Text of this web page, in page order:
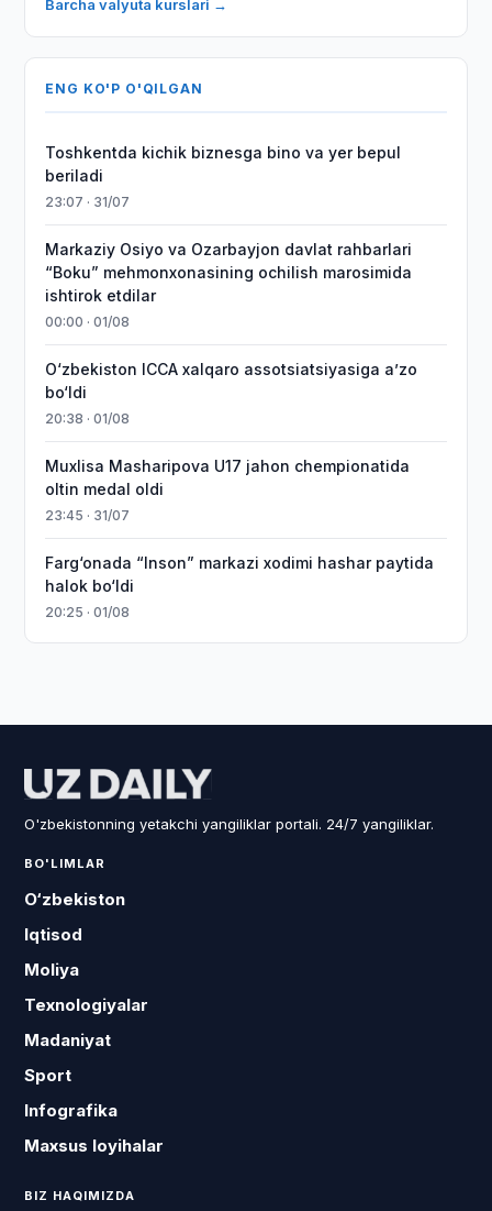
Barcha valyuta kurslari →
ENG KO'P O'QILGAN
Toshkentda kichik biznesga bino va yer bepul
beriladi
23:07 · 31/07
Markaziy Osiyo va Ozarbayjon davlat rahbarlari
“Boku” mehmonxonasining ochilish marosimida
ishtirok etdilar
00:00 · 01/08
O‘zbekiston ICCA xalqaro assotsiatsiyasiga aʼzo
bo‘ldi
20:38 · 01/08
Muxlisa Masharipova U17 jahon chempionatida
oltin medal oldi
23:45 · 31/07
Farg‘onada “Inson” markazi xodimi hashar paytida
halok bo‘ldi
20:25 · 01/08
O'zbekistonning yetakchi yangiliklar portali. 24/7 yangiliklar.
BO'LIMLAR
O‘zbekiston
Iqtisod
Moliya
Texnologiyalar
Madaniyat
Sport
Infografika
Maxsus loyihalar
BIZ HAQIMIZDA